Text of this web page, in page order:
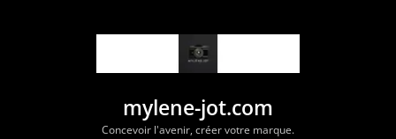
mylene-jot.com
Concevoir l'avenir, créer votre marque.